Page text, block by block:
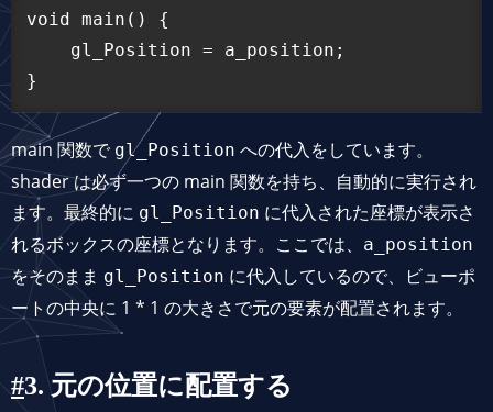
void main() {
    gl_Position = a_position;
main 関数で gl_Position への代入をしています。
shader は必ず一つの main 関数を持ち、自動的に実行され
ます。最終的に gl_Position に代入された座標が表示さ
れるボックスの座標となります。ここでは、
a_position
をそのまま gl_Position に代入しているので、ビューポ
ートの中央に 1 * 1 の大きさで元の要素が配置されます。
3. 元の位置に配置する